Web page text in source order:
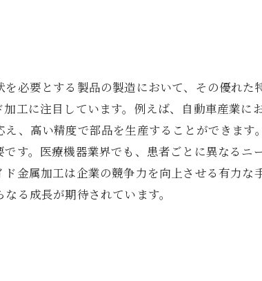
必要とする製品の製造において、その優れた
工に注目しています。例えば、自動車産業に
、高い精度で部品を生産することができま
す。医療機器業界でも、患者ごとに異なるニ
金属加工は企業の競争力を向上させる有力な
る成長が期待されています。